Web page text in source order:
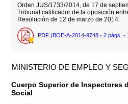
Orden JUS/1733/2014, de 17 de
Tribunal calificador de la oposición
Resolución de 12 de marzo de 2014.
PDF (BOE-A-2014-9748 - 2 págs. -
MINISTERIO DE EMPLEO Y
Cuerpo Superior de Inspectores
Social